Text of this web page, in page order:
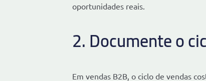
oportunidades reais.
2. Documente o
Em vendas B2B, o ciclo de vendas